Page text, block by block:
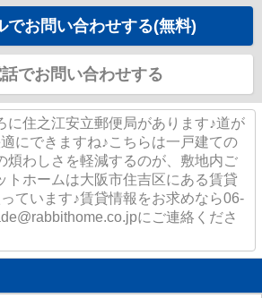
でお問い合わせする(無料)
話でお問い合わせする
に住之江安立郵便局があります♪道が
にできますね♪こちらは一戸建ての
煩わしさを軽減するのが、敷地内ご
トホームは大阪市住吉区にある賃貸
ています♪賃貸情報をお求めなら06-
にご連絡くださ